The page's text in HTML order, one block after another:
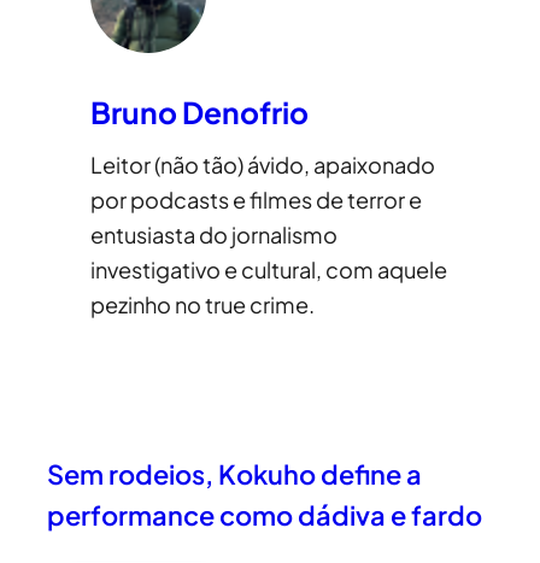
Bruno Denofrio
Leitor (não tão) ávido, apaixonado
por podcasts e filmes de terror e
entusiasta do jornalismo
investigativo e cultural, com aquele
pezinho no true crime.
Sem rodeios, Kokuho define a
performance como dádiva e fardo